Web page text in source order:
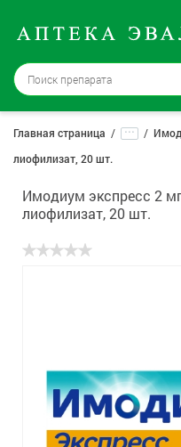
Бийск→ 15 аптек
Войти |
Доставка и оплата
Способ получения:
Гигиена
Изделия медицинского
Главная страница ...
лиофилизат, 20 шт.
Имодиум экспресс 2
лиофилизат, 20 шт.